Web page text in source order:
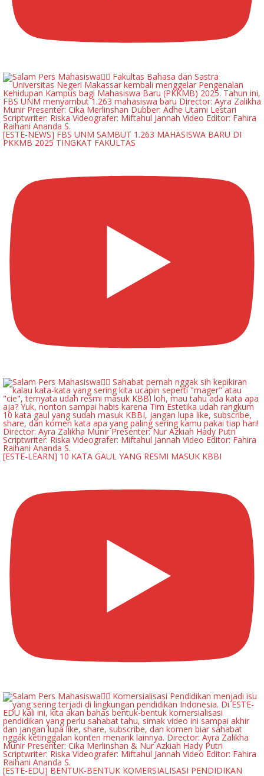
[ESTE-NEWS] FBS UNM SAMBUT 1.263 MAHASISWA BARU DI
PKKMB 2025 TINGKAT FAKULTAS
[ESTE-LEARN] 10 KATA GAUL YANG RESMI MASUK KBBI
[ESTE-EDU] BENTUK-BENTUK KOMERSIALISASI PENDIDIKAN